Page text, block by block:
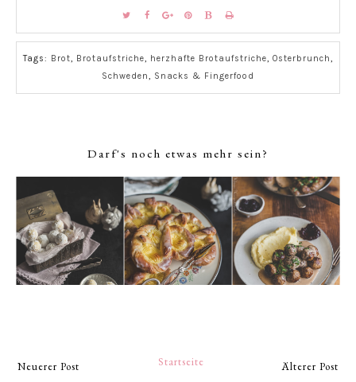
Tags: Brot, Brotaufstriche, herzhafte Brotaufstriche, Osterbrunch,
Schweden, Snacks & Fingerfood
Darf's noch etwas mehr sein?
Neuerer Post Älterer Post
Startseite